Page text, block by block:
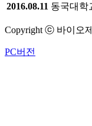
2016.08.11 동국대학
Copyright ⓒ 바이오
PC버전